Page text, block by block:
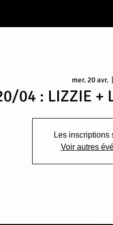
mer. 20 avr.
  |
04 : LIZZIE +
Les inscriptions
Voir autres